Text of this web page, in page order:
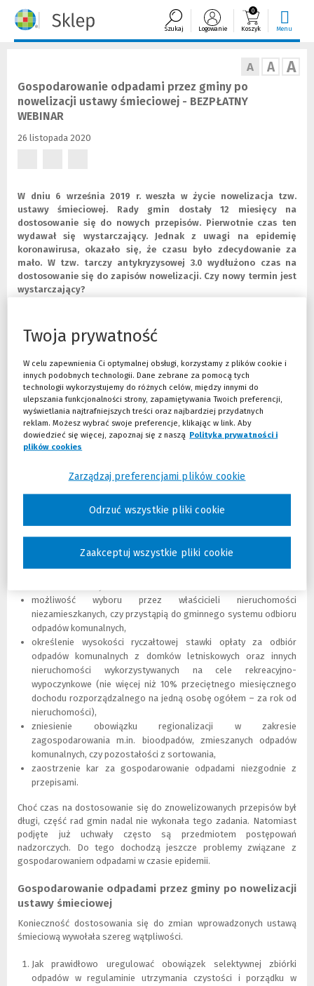
Szukaj Logowanie
0
Koszyk Menu
A A A
Gospodarowanie odpadami przez gminy po
nowelizacji ustawy śmieciowej - BEZPŁATNY
WEBINAR
26 listopada 2020
W dniu 6 września 2019 r. weszła w życie nowelizacja tzw.
ustawy śmieciowej. Rady gmin dostały 12 miesięcy na
dostosowanie się do nowych przepisów. Pierwotnie czas ten
wydawał się wystarczający. Jednak z uwagi na epidemię
koronawirusa, okazało się, że czasu było zdecydowanie za
mało. W tzw. tarczy antykryzysowej 3.0 wydłużono czas na
dostosowanie się do zapisów nowelizacji. Czy nowy termin jest
wystarczający?
Ustawa z dnia 19 lipca 2019 r. o zmianie ustawy o utrzymaniu
z 2019 r., poz. 1579) wprowadziła wiele znaczących zmian w ustawie z
dnia 13 września 1996 r. o utrzymaniu czystości i porządku w gminach
(Dz.U. z 2020 r., poz. 1439). Wśród nich można wymienić m.in.:
określenie w formie "widełkowej" wysokości opłaty za odbiór
odpadów komunalnych w przypadku braku selektywnej zbiórki- w
wysokości nie niższej niż dwukrotność i nie wyższej niż
wprowadzenie ulg w opłatach za odbiór odpadów dla
(przy czym, jeśli wyniki kontroli wykażą brak wywiązywania się z
śmieciowej ponoszonej przez mieszkańców - wyłącznie ze
środków pochodzących z dochodów gminy ze sprzedaży
możliwość wyboru przez właścicieli nieruchomości
niezamieszkanych, czy przystąpią do gminnego systemu odbioru
odpadów komunalnych,
określenie wysokości ryczałtowej stawki opłaty za odbiór
odpadów komunalnych z domków letniskowych oraz innych
nieruchomości wykorzystywanych na cele rekreacyjno-
wypoczynkowe (nie więcej niż 10% przeciętnego miesięcznego
dochodu rozporządzalnego na jedną osobę ogółem – za rok od
nieruchomości),
zniesienie obowiązku regionalizacji w zakresie
zagospodarowania m.in. bioodpadów, zmieszanych odpadów
komunalnych, czy pozostałości z sortowania,
zaostrzenie kar za gospodarowanie odpadami niezgodnie z
przepisami.
Choć czas na dostosowanie się do znowelizowanych przepisów był
długi, część rad gmin nadal nie wykonała tego zadania. Natomiast
podjęte już uchwały często są przedmiotem postępowań
nadzorczych. Do tego dochodzą jeszcze problemy związane z
gospodarowaniem odpadami w czasie epidemii.
Gospodarowanie odpadami przez gminy po nowelizacji
ustawy śmieciowej
Konieczność dostosowania się do zmian wprowadzonych ustawą
śmieciową wywołała szereg wątpliwości.
Jak prawidłowo uregulować obowiązek selektywnej zbiórki
odpadów w regulaminie utrzymania czystości i porządku w
Twoja prywatność
W celu zapewnienia Ci optymalnej obsługi, korzystamy z plików cookie i
innych podobnych technologii. Dane zebrane za pomocą tych
technologii wykorzystujemy do różnych celów, między innymi do
ulepszania funkcjonalności strony, zapamiętywania Twoich preferencji,
wyświetlania najtrafniejszych treści oraz najbardziej przydatnych
reklam. Możesz wybrać swoje preferencje, klikając w link. Aby
dowiedzieć się więcej, zapoznaj się z naszą Polityka prywatności i
plików cookies
Odrzuć wszystkie pliki cookie
Zaakceptuj wszystkie pliki cookie
Zarządzaj preferencjami plików cookie